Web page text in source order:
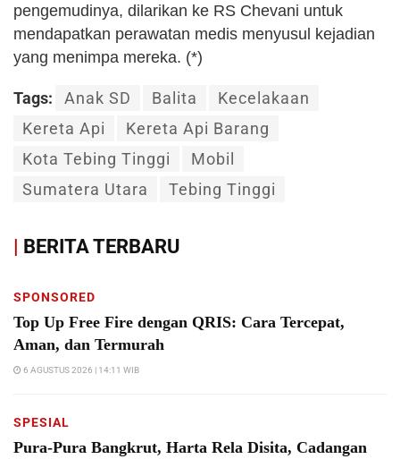
pengemudinya, dilarikan ke RS Chevani untuk
mendapatkan perawatan medis menyusul kejadian
yang menimpa mereka. (*)
Tags: Anak SD Balita
Kecelakaan
Kereta Api
Kereta Api Barang
Kota Tebing Tinggi
Mobil
Sumatera Utara
Tebing Tinggi
| BERITA TERBARU
SPONSORED
Top Up Free Fire dengan QRIS: Cara Tercepat,
Aman, dan Termurah
6 AGUSTUS 2026 | 14:11 WIB
SPESIAL
Pura-Pura Bangkrut, Harta Rela Disita, Cadangan